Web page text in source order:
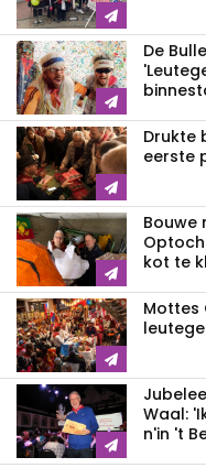
De
Drukte
eerste
Bouwe
kot te
Mottes
Waal:
n'in 't